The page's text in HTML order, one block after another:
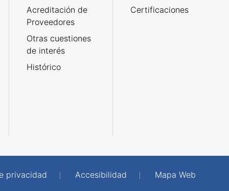
Acreditación de
Proveedores
Otras cuestiones
de interés
Histórico
Certificaciones
privacidad Accesibilidad
Mapa Web